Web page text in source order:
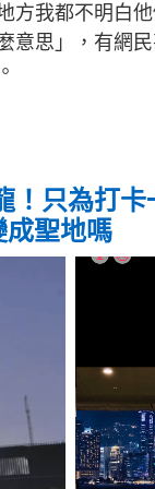
方我都不明白
意思」，有網
！只為打
聖地嗎